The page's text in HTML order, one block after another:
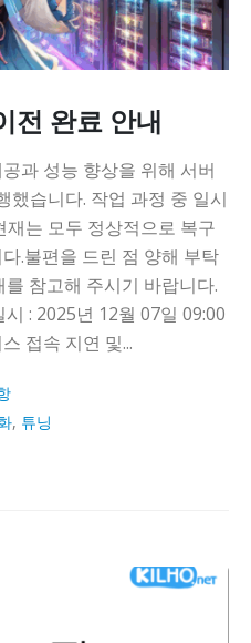
전 완료 안내
과 성능 향상을 위해 서버
했습니다. 작업 과정 중 일시
는 모두 정상적으로 복구
.불편을 드린 점 양해 부탁
참고해 주시기 바랍니다.
: 2025년 12월 07일 09:00
접속 지연 및...
, 튜닝